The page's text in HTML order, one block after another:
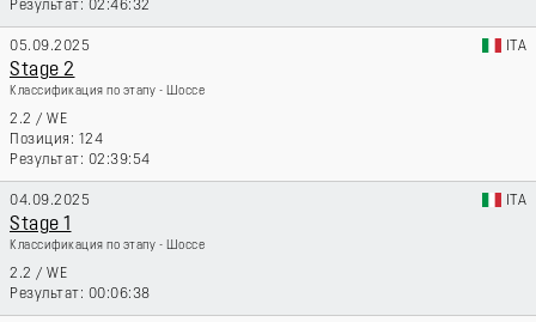
02:46:32
05.09.2025 ITA
Stage 2
Классификация по этапу - Шоссе
2.2 / WE
124
02:39:54
04.09.2025 ITA
Stage 1
Классификация по этапу - Шоссе
2.2 / WE
00:06:38